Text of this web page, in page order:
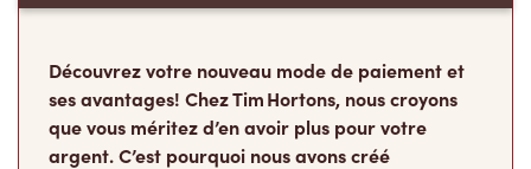
Découvrez votre nouveau mode de paiement et
ses avantages! Chez Tim Hortons, nous croyons
que vous méritez d’en avoir plus pour votre
argent. C’est pourquoi nous avons créé